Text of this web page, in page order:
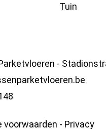
Tuin
-
voorwaarden - Privacy